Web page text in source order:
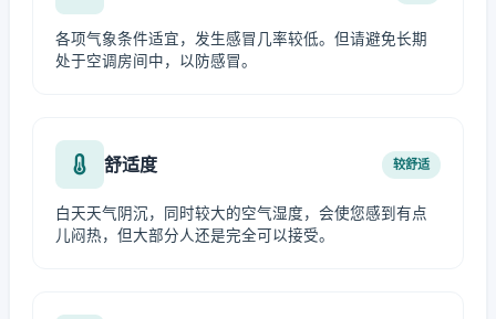
各项气象条件适宜，发生感冒几率较低。但请避免长期
处于空调房间中，以防感冒。
舒适度 较舒适
白天天气阴沉，同时较大的空气湿度，会使您感到有点
儿闷热，但大部分人还是完全可以接受。